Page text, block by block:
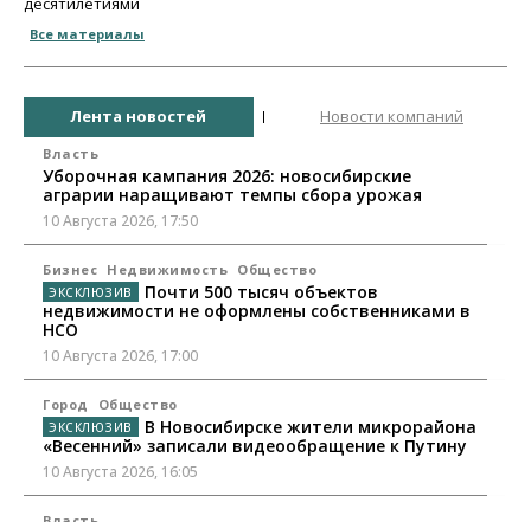
Все материалы
Лента новостей Новости компаний
Власть
Уборочная кампания 2026: новосибирские
аграрии наращивают темпы сбора урожая
10 Августа 2026, 17:50
Бизнес Недвижимость Общество
Почти 500 тысяч объектов
недвижимости не оформлены собственниками в
НСО
10 Августа 2026, 17:00
Город Общество
В Новосибирске жители микрорайона
«Весенний» записали видеообращение к Путину
10 Августа 2026, 16:05